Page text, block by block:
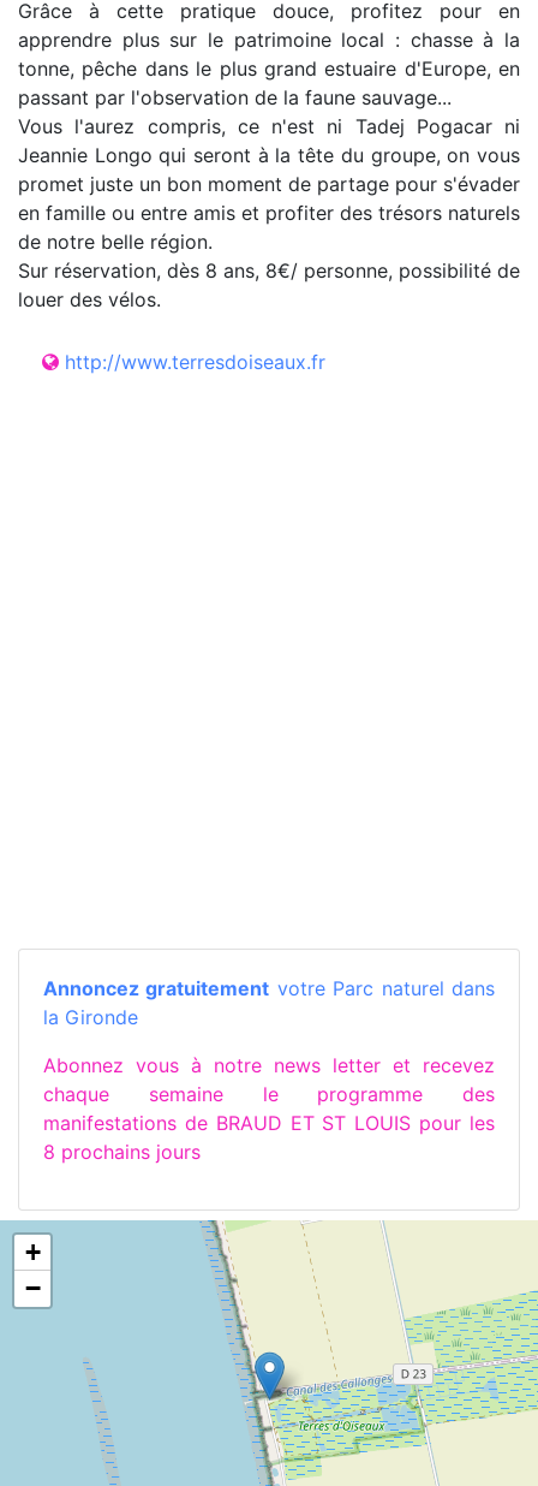
Grâce à cette pratique douce, profitez pour en
apprendre plus sur le patrimoine local : chasse à la
tonne, pêche dans le plus grand estuaire d'Europe, en
passant par l'observation de la faune sauvage...
Vous l'aurez compris, ce n'est ni Tadej Pogacar ni
Jeannie Longo qui seront à la tête du groupe, on vous
promet juste un bon moment de partage pour s'évader
en famille ou entre amis et profiter des trésors naturels
de notre belle région.
Sur réservation, dès 8 ans, 8€/ personne, possibilité de
louer des vélos.
http://www.terresdoiseaux.fr
Annoncez gratuitement votre Parc naturel dans
la Gironde
Abonnez vous à notre news letter et recevez
chaque semaine le programme des
manifestations de BRAUD ET ST LOUIS pour les
8 prochains jours
+
−